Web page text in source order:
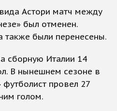
Астори матч между
был отменен.
также были перенесены.
сборную Италии 14
В нынешнем сезоне в
провел 27
голом.